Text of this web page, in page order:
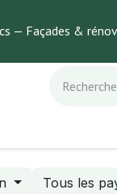
— Façades &
Tous les